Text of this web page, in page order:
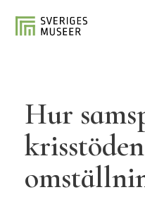
Hur